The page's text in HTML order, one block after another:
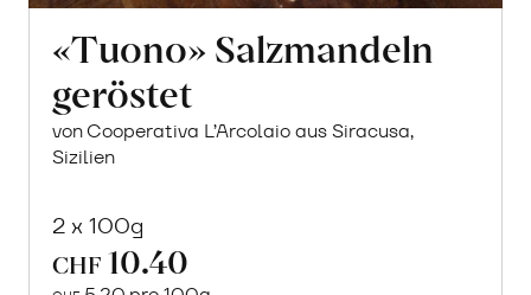
«Tuono» Salzmandeln
geröstet
von Cooperativa L’Arcolaio aus Siracusa,
Sizilien
2 x 100g
CHF 10.40